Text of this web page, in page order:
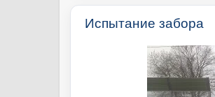
Испытание забора